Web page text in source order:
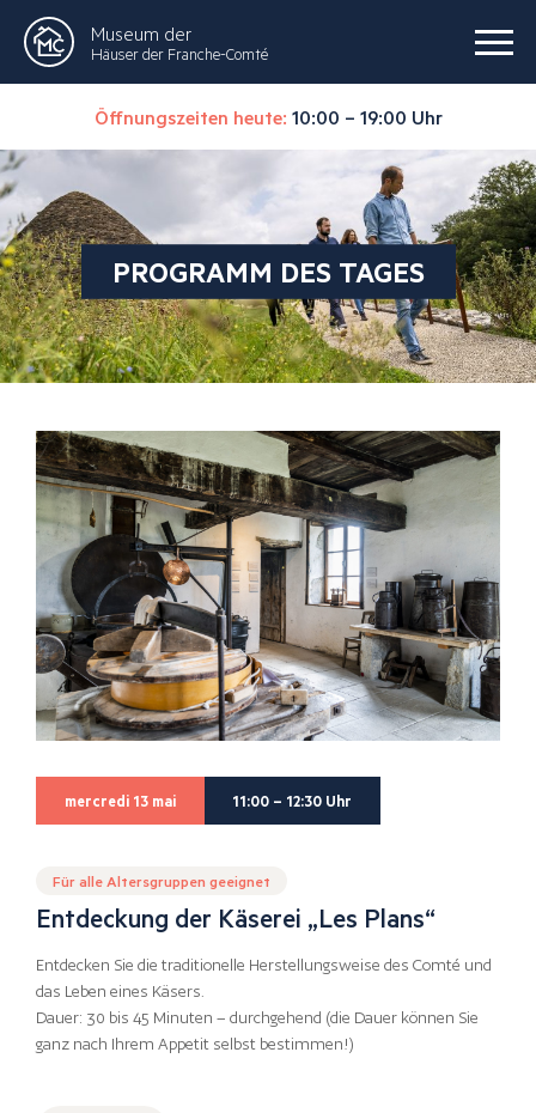
Museum der
Häuser der Franche-Comté
Öffnungszeiten heute: 10:00 – 19:00 Uhr
PROGRAMM DES TAGES
mercredi 13 mai 11:00 – 12:30 Uhr
Für alle Altersgruppen geeignet
Entdeckung der Käserei „Les Plans“
Entdecken Sie die traditionelle Herstellungsweise des Comté und
das Leben eines Käsers.
Dauer: 30 bis 45 Minuten – durchgehend (die Dauer können Sie
ganz nach Ihrem Appetit selbst bestimmen!)